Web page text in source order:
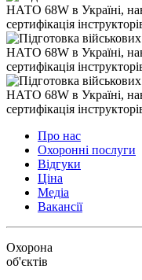
Про нас
Охоронні послуги
Відгуки
Ціна
Медіа
Вакансії
Охорона
об'єктів